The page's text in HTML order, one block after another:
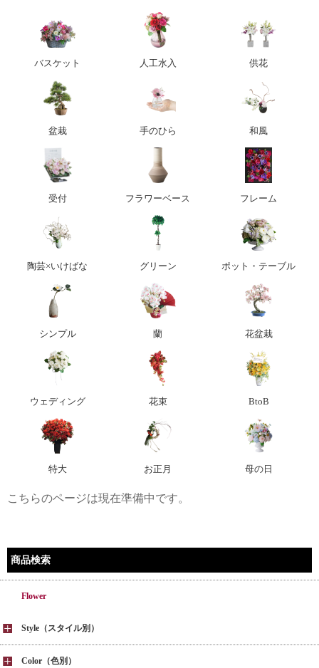
バスケット 人工水入 供花
盆栽 手のひら 和風
受付 フラワーベース フレーム
陶芸×いけばな グリーン ポット・テーブル
シンプル 蘭 花盆栽
ウェディング 花束 BtoB
特大 お正月 母の日
こちらのページは現在準備中です。
商品検索
Flower
Style（スタイル別）
Color（色別）